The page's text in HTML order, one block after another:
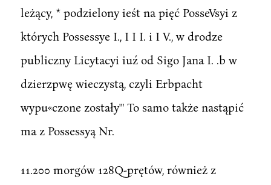
leżący, * podzielony ieśt na pięć PosseVsyi z
których Possessye I., I I I. i I V., w drodze
publiczny Licytacyi iuź od Sigo Jana I. .b w
dzierzpwę wieczystą, czyli Erbpacht
wypu«czone zostały'" To samo także nastąpić
ma z Possessyą Nr.
11.200 morgów 128Q-prętów, również z